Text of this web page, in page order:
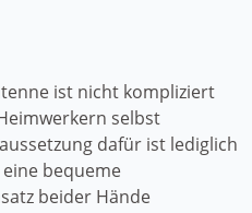
ist nicht kompliziert
selbst
dafür ist lediglich
bequeme
beider Hände